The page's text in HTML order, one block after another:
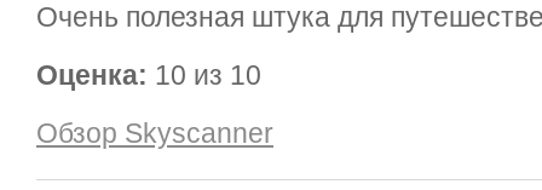
Очень полезная штука для
Оценка: 10 из 10
Обзор Skyscanner